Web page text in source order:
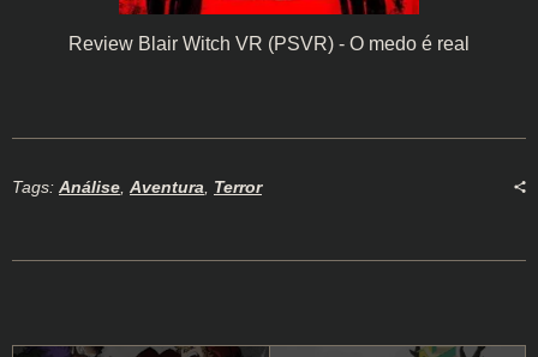
Review Blair Witch VR (PSVR) - O medo é real
Tags: Análise Aventura Terror